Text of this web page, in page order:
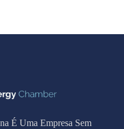
É Uma Empresa Sem